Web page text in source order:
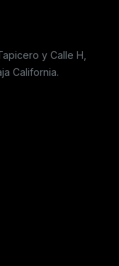
y Calle H,
California.